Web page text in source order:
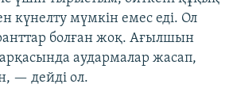
күнелту мүмкін емес еді. Ол
болған жоқ. Ағылшын
арқасында аудармалар жасап,
— дейді ол.